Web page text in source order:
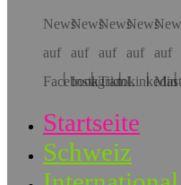
Startseite
Schweiz